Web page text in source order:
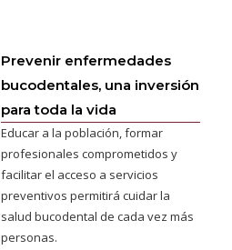
Prevenir enfermedades
bucodentales, una inversión
para toda la vida
Educar a la población, formar
profesionales comprometidos y
facilitar el acceso a servicios
preventivos permitirá cuidar la
salud bucodental de cada vez más
personas.